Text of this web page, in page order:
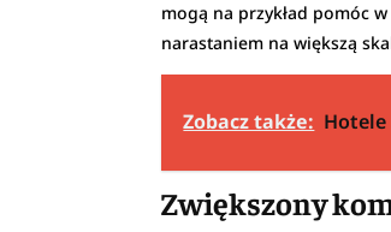
mogą na przykład pomóc
narastaniem na większą
Zobacz także: Hotele
Zwiększony